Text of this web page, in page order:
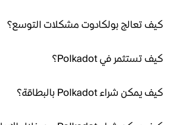
كيف تعالج بولكادوت مشكلات التوسع؟
كيف تستثمر في Polkadot؟
كيف يمكن شراء Polkadot بالبطاقة؟